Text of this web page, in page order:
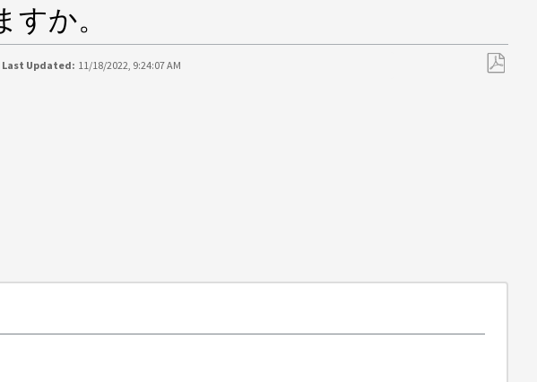
か。
Last Updated: 11/18/2022, 9:24:07 AM